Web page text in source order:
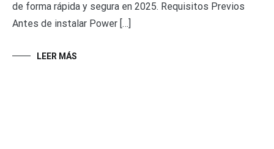
de forma rápida y segura en 2025. Requisitos Previos
Antes de instalar Power […]
LEER MÁS